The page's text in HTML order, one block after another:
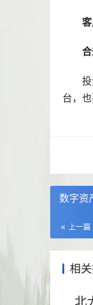
台，
数字资
上一篇
相